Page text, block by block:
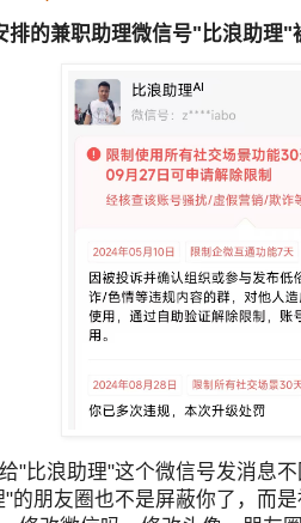
排的兼职助理微信号"比浪助理"
"比浪助理"这个微信号发消息
"的朋友圈也不是屏蔽你了，而